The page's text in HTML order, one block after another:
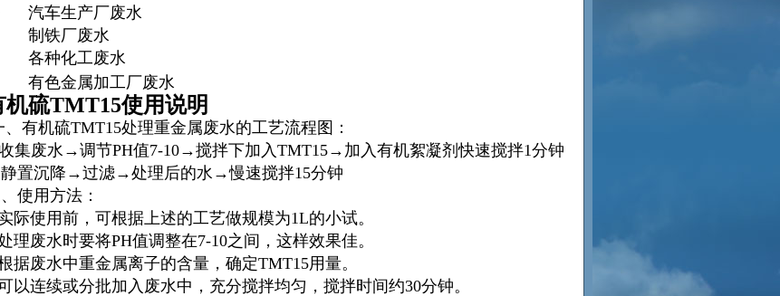
车生产厂废水
铁厂废水
种化工废水
色金属加工厂废水
机硫TMT15使用说明
、有机硫TMT15处理重金属废水的工艺流程图：
集废水→调节PH值7-10→搅拌下加入TMT15→加入有机絮凝剂快速搅拌1分钟
置沉降→过滤→处理后的水→慢速搅拌15分钟
使用方法：
际使用前，可根据上述的工艺做规模为1L的小试。
理废水时要将PH值调整在7-10之间，这样效果佳。
据废水中重金属离子的含量，确定TMT15用量。
以连续或分批加入废水中，充分搅拌均匀，搅拌时间约30分钟。